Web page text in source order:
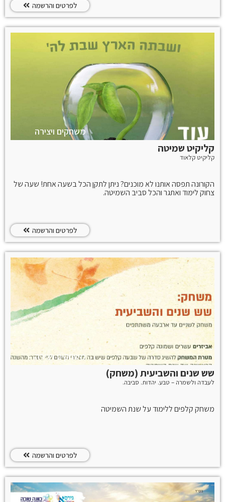
לפרטים והרשמה
משחקים ויצירה
קליקיט שמיטה
קליקיט קלאוד
הקורונה תפסה אותנו לא מוכנים? ניתן לתקן הכל בשעה אחת! שעה של
צחוק לימוד ואתגר והכל סביב השמיטה.
לפרטים והרשמה
משחקים ויצירה
שש שנים והשביעית (משחק)
לעבדה ולשמרה – טבע. יהדות. סביבה.
משחק קלפים ללימוד על שנת השמיטה
לפרטים והרשמה